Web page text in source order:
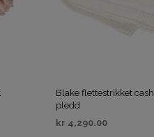
Blake flettestrikket
pledd
kr 4,290.00